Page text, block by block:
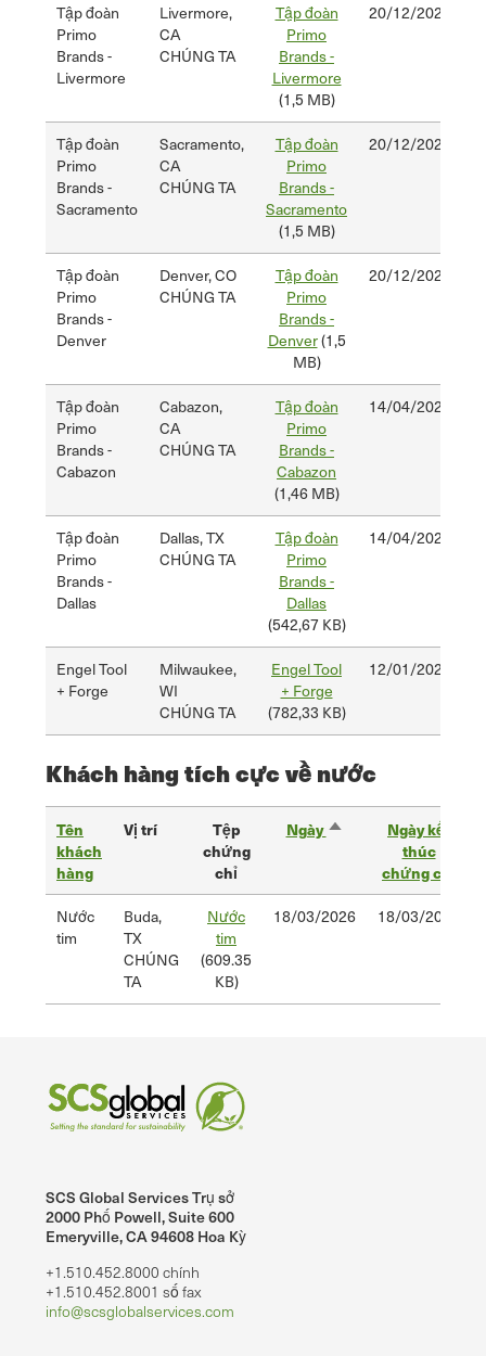
Tập đoàn
Primo
Brands -
Livermore
Livermore,
CA
CHÚNG TA
Tập đoàn
Primo
Brands -
Livermore
(1,5 MB)
20/12/2024
Tập đoàn
Primo
Brands -
Sacramento
Sacramento,
CA
CHÚNG TA
Tập đoàn
Primo
Brands -
Sacramento
(1,5 MB)
20/12/2024
Tập đoàn
Primo
Brands -
Denver
Denver, CO
CHÚNG TA
Tập đoàn
Primo
Brands -
Denver(1,5
MB)
20/12/2024
Tập đoàn
Primo
Brands -
Cabazon
Cabazon,
CA
CHÚNG TA
Tập đoàn
Primo
Brands -
Cabazon
(1,46 MB)
14/04/2025
Tập đoàn
Primo
Brands -
Dallas
Dallas, TX
CHÚNG TA
Tập đoàn
Primo
Brands -
Dallas
(542,67 KB)
14/04/2025
Engel Tool
+ Forge
Milwaukee,
WI
CHÚNG TA
Engel Tool
+ Forge
(782,33 KB)
12/01/2025
Khách hàng tích cực về nước
Tên
khách
hàng
Vị trí
Tệp
chứng
chỉ
Ngày bắt
chứng
chỉ
Sắp
Ngày kết
thúc
chứng chỉ
Nước
tim
Buda,
TX
CHÚNG
TA
Nước
tim
(609.35
KB)
18/03/2026 18/03/2027
SCS Global Services Trụ sở
2000 Phố Powell, Suite 600
Emeryville, CA 94608 Hoa Kỳ
+1.510.452.8000 chính
+1.510.452.8001 số fax
info@scsglobalservices.com